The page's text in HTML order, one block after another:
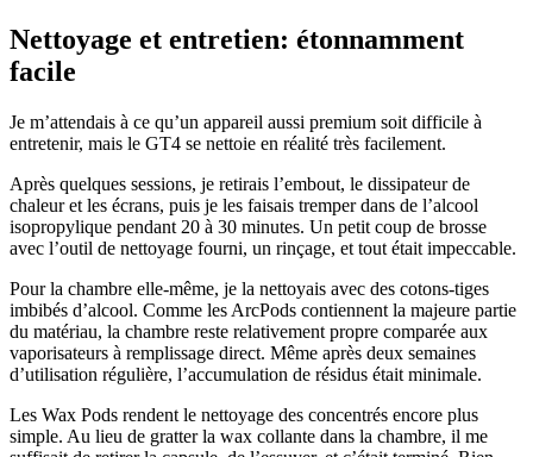
Nettoyage et entretien: étonnamment
facile
Je m’attendais à ce qu’un appareil aussi premium soit difficile à
entretenir, mais le GT4 se nettoie en réalité très facilement.
Après quelques sessions, je retirais l’embout, le dissipateur de
chaleur et les écrans, puis je les faisais tremper dans de l’alcool
isopropylique pendant 20 à 30 minutes. Un petit coup de brosse
avec l’outil de nettoyage fourni, un rinçage, et tout était impeccable.
Pour la chambre elle-même, je la nettoyais avec des cotons-tiges
imbibés d’alcool. Comme les ArcPods contiennent la majeure partie
du matériau, la chambre reste relativement propre comparée aux
vaporisateurs à remplissage direct. Même après deux semaines
d’utilisation régulière, l’accumulation de résidus était minimale.
Les Wax Pods rendent le nettoyage des concentrés encore plus
simple. Au lieu de gratter la wax collante dans la chambre, il me